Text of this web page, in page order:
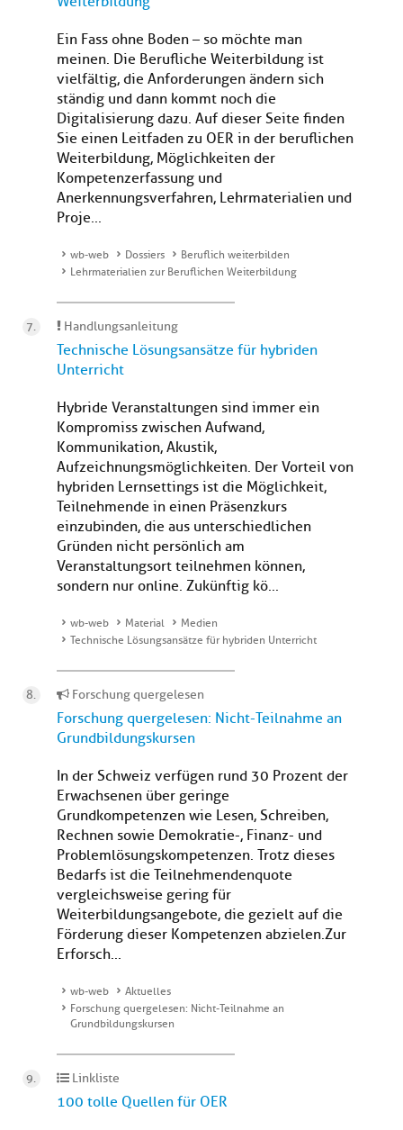
Ein Fass ohne Boden – so möchte man
meinen. Die Berufliche Weiterbildung ist
vielfältig, die Anforderungen ändern sich
ständig und dann kommt noch die
Digitalisierung dazu. Auf dieser Seite finden
Sie einen Leitfaden zu OER in der beruflichen
Weiterbildung, Möglichkeiten der
Kompetenzerfassung und
Anerkennungsverfahren, Lehrmaterialien und
Proje...
wb-web Dossiers
Beruflich weiterbilden
Lehrmaterialien zur Beruflichen Weiterbildung
Handlungsanleitung
Technische Lösungsansätze für hybriden
Unterricht
Hybride Veranstaltungen sind immer ein
Kompromiss zwischen Aufwand,
Kommunikation, Akustik,
Aufzeichnungsmöglichkeiten. Der Vorteil von
hybriden Lernsettings ist die Möglichkeit,
Teilnehmende in einen Präsenzkurs
einzubinden, die aus unterschiedlichen
Gründen nicht persönlich am
Veranstaltungsort teilnehmen können,
sondern nur online. Zukünftig kö...
wb-web Material
Medien
Technische Lösungsansätze für hybriden Unterricht
Forschung quergelesen
Forschung quergelesen: Nicht-Teilnahme an
Grundbildungskursen
In der Schweiz verfügen rund 30 Prozent der
Erwachsenen über geringe
Grundkompetenzen wie Lesen, Schreiben,
Rechnen sowie Demokratie-, Finanz- und
Problemlösungskompetenzen. Trotz dieses
Bedarfs ist die Teilnehmendenquote
vergleichsweise gering für
Weiterbildungsangebote, die gezielt auf die
Förderung dieser Kompetenzen abzielen.Zur
Erforsch...
wb-web
Aktuelles
Forschung quergelesen: Nicht-Teilnahme an
Grundbildungskursen
Linkliste
100 tolle Quellen für OER